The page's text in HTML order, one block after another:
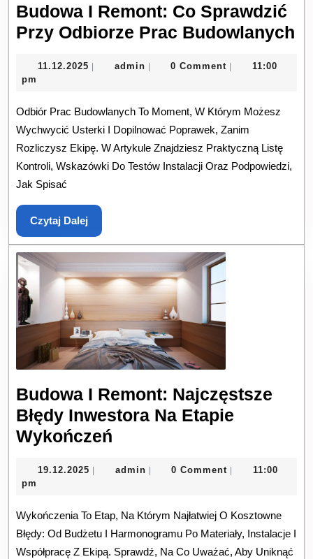
Budowa I Remont: Co Sprawdzić
Przy Odbiorze Prac Budowlanych
11.12.2025 11.12.2025
| adminadmin
| 0 Comment |
11:00
pm
Odbiór Prac Budowlanych To Moment, W Którym Możesz
Wychwycić Usterki I Dopilnować Poprawek, Zanim
Rozliczysz Ekipę. W Artykule Znajdziesz Praktyczną Listę
Kontroli, Wskazówki Do Testów Instalacji Oraz Podpowiedzi,
Jak Spisać
Czytaj DalejCzytaj
Dalej
Budowa I Remont: Najczęstsze
Błędy Inwestora Na Etapie
Wykończeń
Remont:
Błędy
Inwestora
19.12.2025 19.12.2025
adminadmin0 Comment
11:00
pm
Wykończenia To Etap, Na Którym Najłatwiej O Kosztowne
Błędy: Od Budżetu I Harmonogramu Po Materiały, Instalacje I
Współpracę Z Ekipą. Sprawdź, Na Co Uważać, Aby Uniknąć